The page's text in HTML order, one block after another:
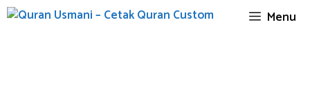
Skip
Menu